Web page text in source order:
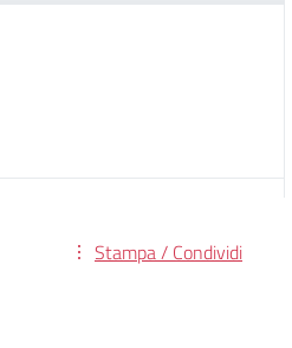
Stampa / Condividi